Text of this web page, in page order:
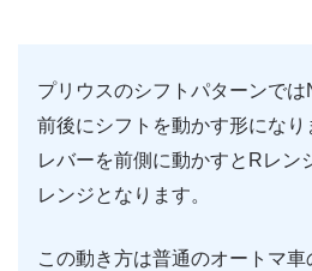
プリウスのシフトパターンで
前後にシフトを動かす形になり
レバーを前側に動かすとRレン
レンジとなります。
この動き方は普通のオートマ